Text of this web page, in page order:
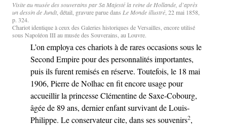
Visite au musée des souverains par Sa Majesté la reine de Hollande, d’après
un dessin de Jundt, détail, gravure parue dans Le Monde illustré, 22 mai 1858,
p. 324.
Chariot identique à ceux des Galeries historiques de Versailles, encore utilisé
sous Napoléon III au musée des Souverains, au Louvre.
L’on employa ces chariots à de rares occasions sous le
Second Empire pour des personnalités importantes,
puis ils furent remisés en réserve. Toutefois, le 18 mai
1906, Pierre de Nolhac en fit encore usage pour
accueillir la princesse Clémentine de Saxe-Cobourg,
âgée de 89 ans, dernier enfant survivant de Louis-
Philippe. Le conservateur cite, dans ses souvenirs2,